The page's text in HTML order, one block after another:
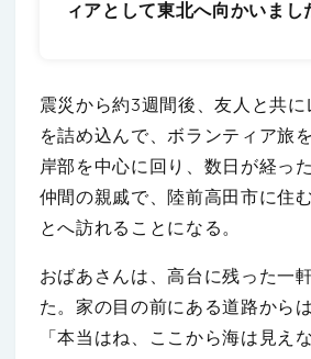
ィアとして東北へ向かいまし
震災から約3週間後、友人と共
を詰め込んで、ボランティア旅
岸部を中心に回り、数日が経っ
仲間の親戚で、陸前高田市に住
とへ訪れることになる。
おばあさんは、高台に残った一
た。家の目の前にある道路から
「本当はね、ここから海は見え